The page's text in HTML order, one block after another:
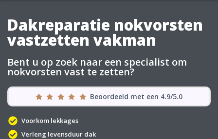
Dakreparatie nokvorsten
vastzetten vakman
Bent u op zoek naar een specialist om
nokvorsten vast te zetten?
Beoordeeld met een 4.9/5.0
Voorkom lekkages
Verleng levensduur dak